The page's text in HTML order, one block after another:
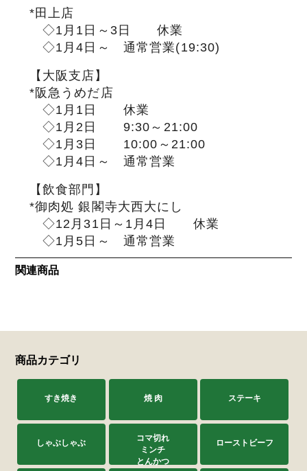
*田上店
◇1月1日～3日 休業
◇1月4日～ 通常営業(19:30)
【大阪支店】
*阪急うめだ店
◇1月1日 休業
◇1月2日 9:30～21:00
◇1月3日 10:00～21:00
◇1月4日～ 通常営業
【飲食部門】
*御肉処 銀閣寺大西大にし
◇12月31日～1月4日 休業
◇1月5日～ 通常営業
関連商品
商品カテゴリ
すき焼き 焼 肉 ステーキ
しゃぶしゃぶ
コマ切れ
ミンチ
とんかつ
ローストビーフ